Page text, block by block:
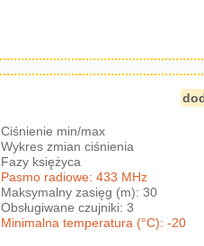
Ciśnienie min/max
Wykres zmian ciśnienia
Fazy księżyca
Pasmo radiowe: 433 MHz
Maksymalny zasięg (m): 30
Obsługiwane czujniki: 3
Minimalna temperatura (°C): -20